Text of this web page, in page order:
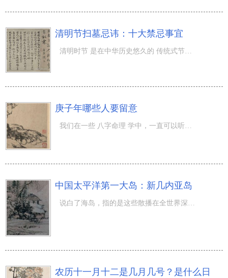
清明节扫墓忌讳：十大禁忌事宜
清明时节 是在中华历史悠久的 传统式节日 之一，而且清明时节有一个固定不动的风俗习惯那便是祭扫，那麼清
庚子年哪些人要留意
我们在一些 八字命理 学中，一直可以听见哪些反冲力或是太岁这类的语句。而且许多人也都清晰，若是相冲通常
中国太平洋第一大岛：新几内亚岛
农历十一月十二是几月几号？是什么日